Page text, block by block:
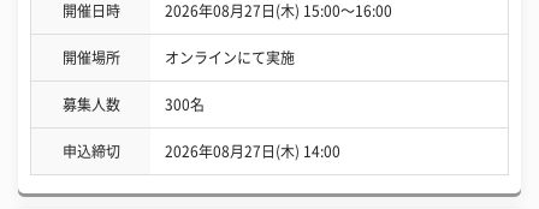
開催日時 2026年08月27日(木) 15:00〜16:00
開催場所 オンラインにて実施
募集人数 300名
申込締切 2026年08月27日(木) 14:00